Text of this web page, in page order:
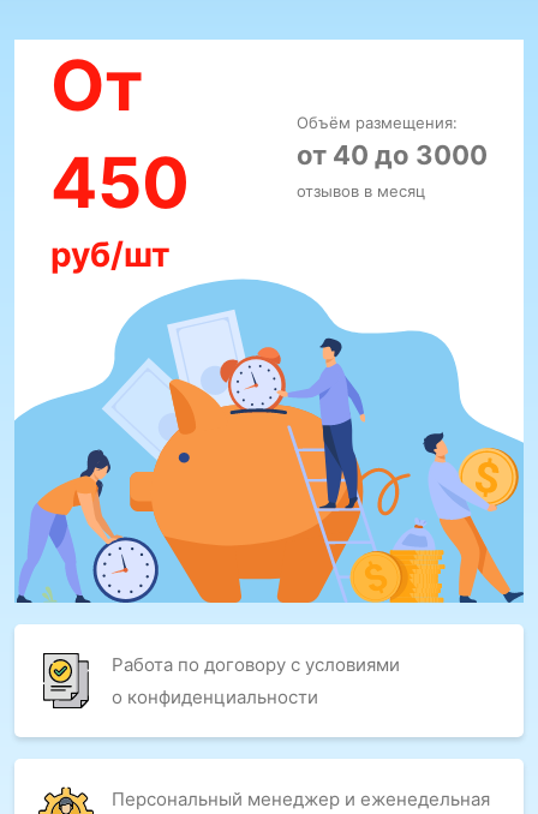
Работа по договору с условиями
о конфиденциальности
Персональный менеджер и еженедельная
От
450
руб/шт
Объём размещения:
от 40 до 3000
отзывов в месяц